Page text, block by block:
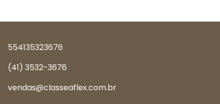
554135323676
(41) 3532-3676
vendas@classeaflex.com.br